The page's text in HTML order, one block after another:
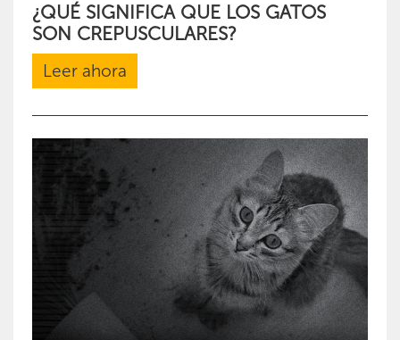
¿QUÉ SIGNIFICA QUE LOS GATOS
SON CREPUSCULARES?
Leer ahora